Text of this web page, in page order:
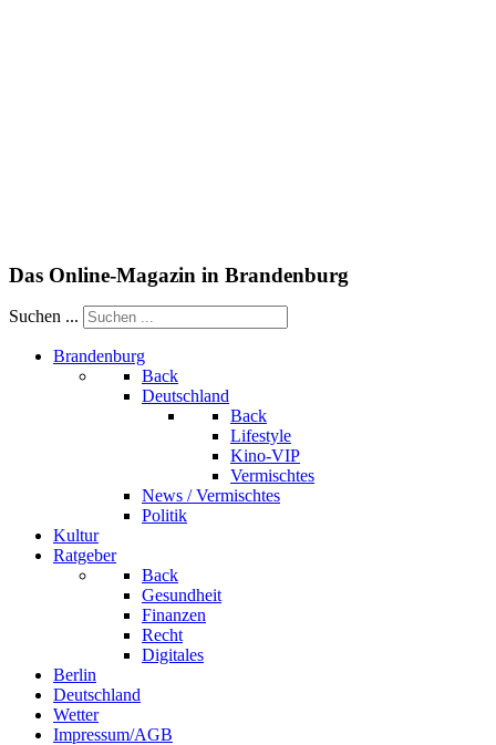
Das Online-Magazin in Brandenburg
Suchen ...
Brandenburg
Back
Deutschland
Back
Lifestyle
Kino-VIP
Vermischtes
News / Vermischtes
Politik
Kultur
Ratgeber
Back
Gesundheit
Finanzen
Recht
Digitales
Berlin
Deutschland
Wetter
Impressum/AGB